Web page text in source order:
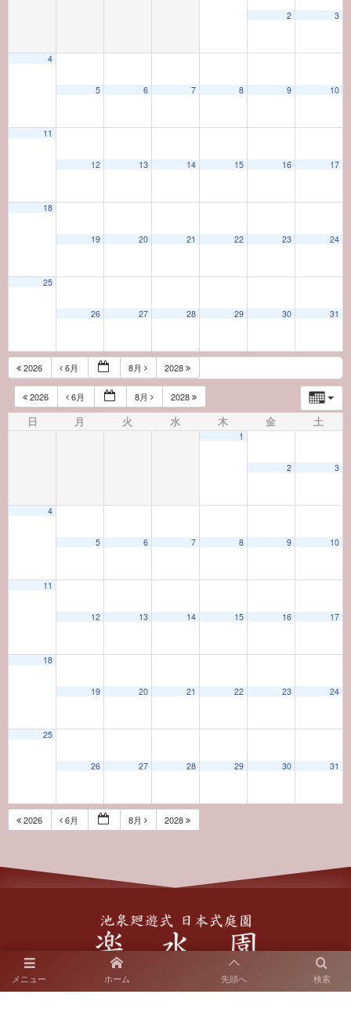
2 3
4
5 6 7 8 9 10
11
12 13 14 15 16 17
18
19 20 21 22 23 24
25
26 27 28 29 30 31
2026 6月 8月 2028
2026 6月 8月 2028
日 月 火 水 木 金 土
1
2 3
4
5 6 7 8 9 10
11
12 13 14 15 16 17
18
19 20 21 22 23 24
25
26 27 28 29 30 31
2026 6月 8月 2028
メニュー 検索
ホーム 先頭へ